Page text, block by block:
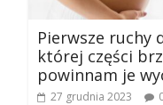
Pierwsze ruchy
której części
powinnam je
27 grudnia 2023